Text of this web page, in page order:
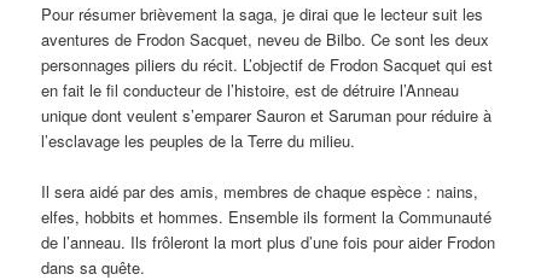
Pour résumer brièvement la saga, je dirai que le lecteur suit les
aventures de Frodon Sacquet, neveu de Bilbo. Ce sont les deux
personnages piliers du récit. L’objectif de Frodon Sacquet qui est
en fait le fil conducteur de l’histoire, est de détruire l’Anneau
unique dont veulent s’emparer Sauron et Saruman pour réduire à
l’esclavage les peuples de la Terre du milieu.
Il sera aidé par des amis, membres de chaque espèce : nains,
elfes, hobbits et hommes. Ensemble ils forment la Communauté
de l’anneau. Ils frôleront la mort plus d’une fois pour aider Frodon
dans sa quête.